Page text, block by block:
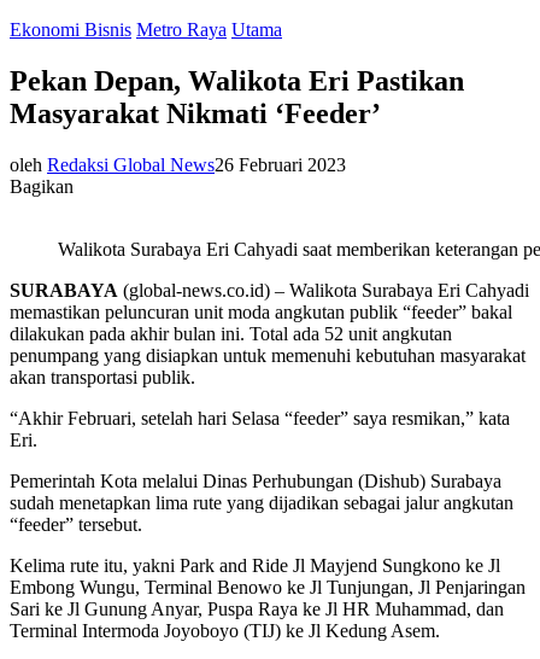
Ekonomi Bisnis Metro Raya Utama
Pekan Depan, Walikota Eri Pastikan
Masyarakat Nikmati ‘Feeder’
oleh Redaksi Global News26 Februari 2023
Bagikan
Walikota Surabaya Eri Cahyadi saat memberikan keterangan
SURABAYA (global-news.co.id) – Walikota Surabaya Eri Cahyadi
memastikan peluncuran unit moda angkutan publik “feeder” bakal
dilakukan pada akhir bulan ini. Total ada 52 unit angkutan
penumpang yang disiapkan untuk memenuhi kebutuhan masyarakat
akan transportasi publik.
“Akhir Februari, setelah hari Selasa “feeder” saya resmikan,” kata
Eri.
Pemerintah Kota melalui Dinas Perhubungan (Dishub) Surabaya
sudah menetapkan lima rute yang dijadikan sebagai jalur angkutan
“feeder” tersebut.
Kelima rute itu, yakni Park and Ride Jl Mayjend Sungkono ke Jl
Embong Wungu, Terminal Benowo ke Jl Tunjungan, Jl Penjaringan
Sari ke Jl Gunung Anyar, Puspa Raya ke Jl HR Muhammad, dan
Terminal Intermoda Joyoboyo (TIJ) ke Jl Kedung Asem.